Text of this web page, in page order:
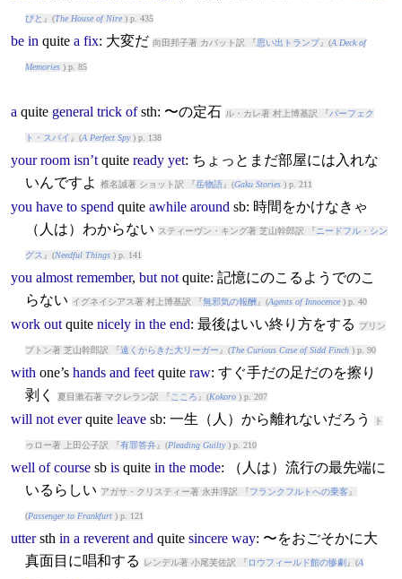
びと 』(The House of Nire) p. 435
be in quite a fix: 大変だ 向田邦子著 カバット訳 『思い出トランプ』(A Deck of
Memories) p. 85
a quite general trick ofsth: 〜の定石 ル・カレ著 村上博基訳 『パーフェク
ト・スパイ 』(A Perfect Spy) p. 138
your room isn’t quite ready yet: ちょっとまだ部屋には入れな
いんですよ
椎名誠著 ショット訳 『岳物語』(Gaku Stories) p. 211
you have to spend quite awhile around sb: 時間をかけなきゃ
（人は）わからない スティーヴン・キング著 芝山幹郎訳 『 ニードフル・シン
グス 』(Needful Things) p. 141
you almost remember, but not quite: 記憶にのこるようでのこ
らない イグネイシアス著 村上博基訳 『無邪気の報酬 』(Agents of Innocence) p. 40
work out quite nicely in the end: 最後はいい終り方をする プリン
プトン著 芝山幹郎訳 『遠くからきた大リーガー 』(The Curious Case of Sidd Finch) p. 90
with one’s hands and feet quite raw: すぐ手だの足だのを擦り
剥く
夏目漱石著 マクレラン訳 『 こころ 』(Kokoro) p. 207
will not ever quite leavesb: 一生（人）から離れないだろう ト
ゥロー著 上田公子訳 『有罪答弁』(Pleading Guilty) p. 210
well of coursesb is quite in the mode: （人は）流行の最先端に
いるらしい アガサ・クリスティー著 永井淳訳 『 フランクフルトへの乗客 』
(Passenger to Frankfurt) p. 121
uttersth in a reverent and quite sincere way: 〜をおごそかに大
真面目に唱和する
レンデル著 小尾芙佐訳 『 ロウフィールド館の惨劇 』(A